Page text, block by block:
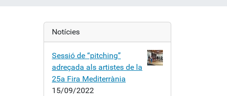
Notícies
Sessió de “pitching”
adreçada als artistes de la
25a Fira Mediterrània
15/09/2022